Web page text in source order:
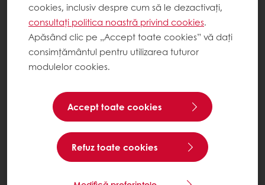
Pralirex Fistic PatisFrance
cookies, inclusiv despre cum să le dezactivați,
consultați politica noastră privind cookies.
Apăsând clic pe „Accept toate cookies” vă dați
consimțământul pentru utilizarea tuturor
modulelor cookies.
Accept toate cookies
Refuz toate cookies